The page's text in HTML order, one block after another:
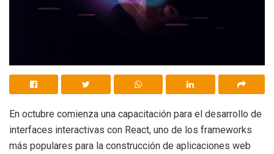
En octubre comienza una capacitación para el desarrollo de
interfaces interactivas con React, uno de los frameworks
más populares para la construcción de aplicaciones web